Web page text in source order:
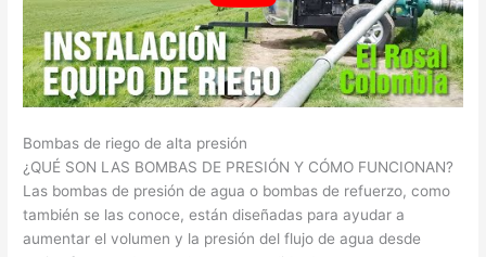
Bombas de riego de alta presión
¿QUÉ SON LAS BOMBAS DE PRESIÓN Y CÓMO FUNCIONAN?
Las bombas de presión de agua o bombas de refuerzo, como
también se las conoce, están diseñadas para ayudar a
aumentar el volumen y la presión del flujo de agua desde